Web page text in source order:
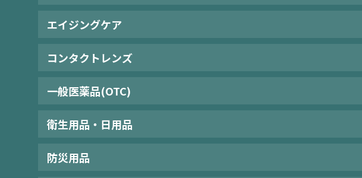
エイジングケア
コンタクトレンズ
一般医薬品(OTC)
衛生用品・日用品
防災用品